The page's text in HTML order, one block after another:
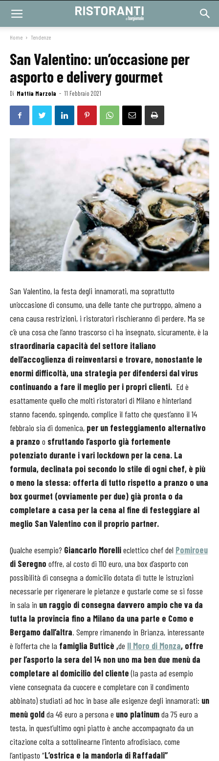
Home Tendenze
San Valentino: un’occasione per
asporto e delivery gourmet
Di Mattia Marzola - 11 Febbraio 2021
San Valentino, la festa degli innamorati, ma soprattutto
un’occasione di consumo, una delle tante che purtroppo, almeno a
cena causa restrizioni, i ristoratori rischieranno di perdere. Ma se
c’è una cosa che l’anno trascorso ci ha insegnato, sicuramente, è la
straordinaria capacità del settore italiano
dell’accoglienza di reinventarsi e trovare, nonostante le
enormi difficoltà, una strategia per difendersi dal virus
continuando a fare il meglio per i propri clienti. Ed è
esattamente quello che molti ristoratori di Milano e hinterland
stanno facendo, spingendo, complice il fatto che quest’anno il 14
febbraio sia di domenica, per un festeggiamento alternativo
a pranzo o sfruttando l’asporto già fortemente
potenziato durante i vari lockdown per la cena. La
formula, declinata poi secondo lo stile di ogni chef, è più
o meno la stessa: offerta di tutto rispetto a pranzo o una
box gourmet (ovviamente per due) già pronta o da
completare a casa per la cena al fine di festeggiare al
meglio San Valentino con il proprio partner.
Qualche esempio? Giancarlo Morellieclettico chef del Pomiroeu
di Seregno offre, al costo di 110 euro, una box d’asporto con
possibilità di consegna a domicilio dotata di tutte le istruzioni
necessarie per rigenerare le pietanze e gustarle come se si fosse
in sala in un raggio di consegna davvero ampio che va da
tutta la provincia fino a Milano da una parte e Como e
Bergamo dall’altra. Sempre rimanendo in Brianza, interessante
è l’offerta che la famiglia Butticè ,de Il Moro di Monza, offre
per l’asporto la sera del 14 non uno ma ben due menù da
completare al domicilio del cliente(la pasta ad esempio
viene consegnata da cuocere e completare con il condimento
abbinato) studiati ad hoc in base alle esigenze degli innamorati: un
menù goldda 46 euro a persona e uno platinumda 75 euro a
testa, in quest’ultimo ogni piatto è anche accompagnato da un
citazione colta a sottolinearne l’intento afrodisiaco, come
l’antipasto “L’ostrica e la mandorla di Raffadali”